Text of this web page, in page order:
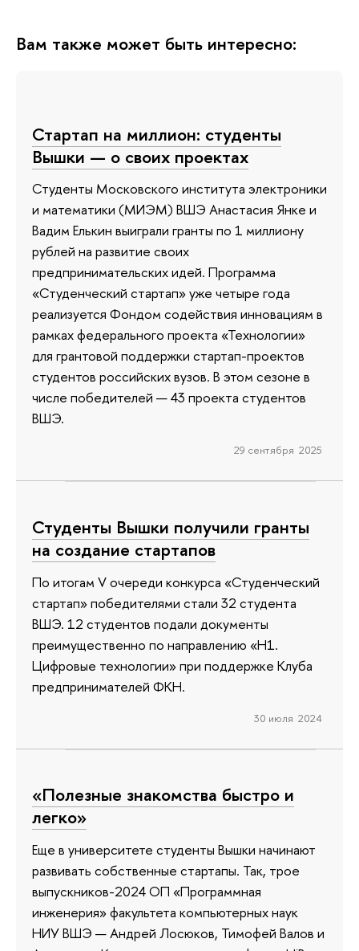
Вам также может быть интересно:
Стартап на миллион: студенты
Вышки — о своих проектах
Студенты Московского института электроники
и математики (МИЭМ) ВШЭ Анастасия Янке и
Вадим Елькин выиграли гранты по 1 миллиону
рублей на развитие своих
предпринимательских идей. Программа
«Студенческий стартап» уже четыре года
реализуется Фондом содействия инновациям в
рамках федерального проекта «Технологии»
для грантовой поддержки стартап-проектов
студентов российских вузов. В этом сезоне в
числе победителей — 43 проекта студентов
ВШЭ.
29 сентября 2025
Студенты Вышки получили гранты
на создание стартапов
По итогам V очереди конкурса «Студенческий
стартап» победителями стали 32 студента
ВШЭ. 12 студентов подали документы
преимущественно по направлению «Н1.
Цифровые технологии» при поддержке Клуба
предпринимателей ФКН.
30 июля 2024
«Полезные знакомства быстро и
легко»
Еще в университете студенты Вышки начинают
развивать собственные стартапы. Так, трое
выпускников-2024 ОП «Программная
инженерия» факультета компьютерных наук
НИУ ВШЭ — Андрей Лосюков, Тимофей Валов и